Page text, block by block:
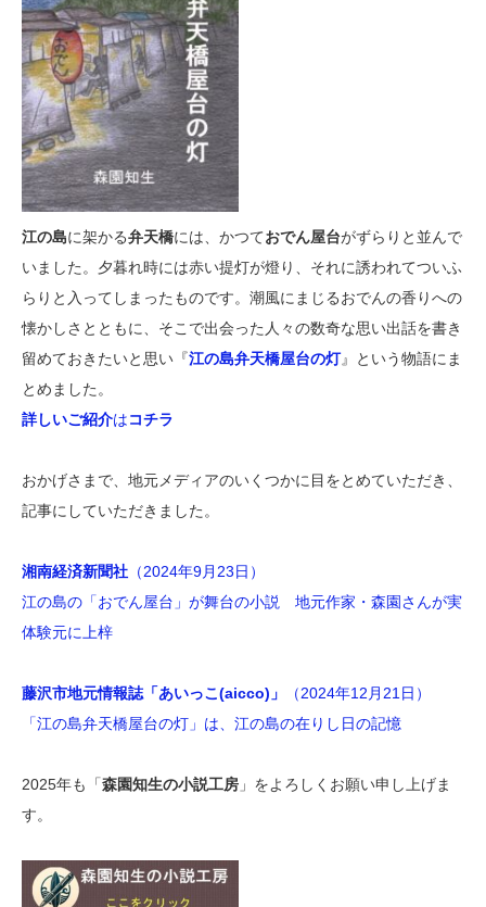
江の島に架かる弁天橋には、かつておでん屋台がずらりと並んで
いました。夕暮れ時には赤い提灯が燈り、それに誘われてついふ
らりと入ってしまったものです。潮風にまじるおでんの香りへの
懐かしさとともに、そこで出会った人々の数奇な思い出話を書き
留めておきたいと思い『江の島弁天橋屋台の灯』という物語にま
とめました。
詳しいご紹介はコチラ
おかげさまで、地元メディアのいくつかに目をとめていただき、
記事にしていただきました。
湘南経済新聞社 （2024年9月23日）
江の島の「おでん屋台」が舞台の小説 地元作家・森園さんが実
体験元に上梓
藤沢市地元情報誌「あいっこ(aicco)」
（2024年12月21日）
「江の島弁天橋屋台の灯」は、江の島の在りし日の記憶
2025年も「森園知生の小説工房 」をよろしくお願い申し上げま
す。